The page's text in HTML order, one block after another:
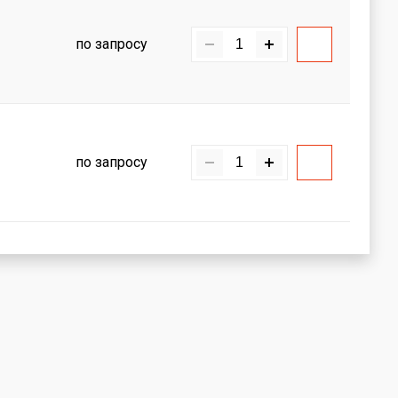
по запросу
по запросу